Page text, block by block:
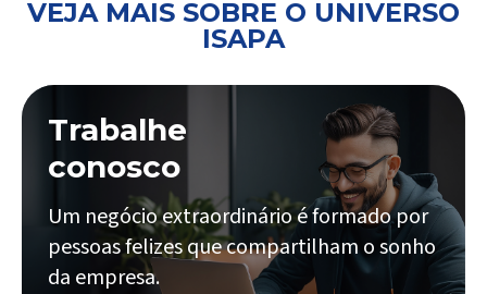
VEJA MAIS SOBRE O UNIVERSO
ISAPA
Trabalhe
conosco
Um negócio extraordinário é formado por
pessoas felizes que compartilham o sonho
da empresa.